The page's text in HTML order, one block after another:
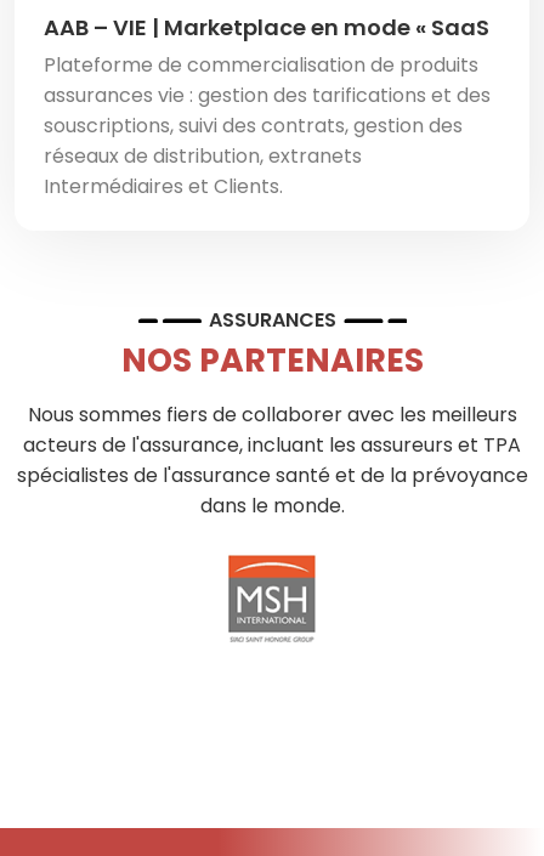
AAB – VIE | Marketplace en mode « SaaS
Plateforme de commercialisation de produits
assurances vie : gestion des tarifications et des
souscriptions, suivi des contrats, gestion des
réseaux de distribution, extranets
Intermédiaires et Clients.
ASSURANCES
NOS PARTENAIRES
Nous sommes fiers de collaborer avec les meilleurs
acteurs de l'assurance, incluant les assureurs et TPA
spécialistes de l'assurance santé et de la prévoyance
dans le monde.